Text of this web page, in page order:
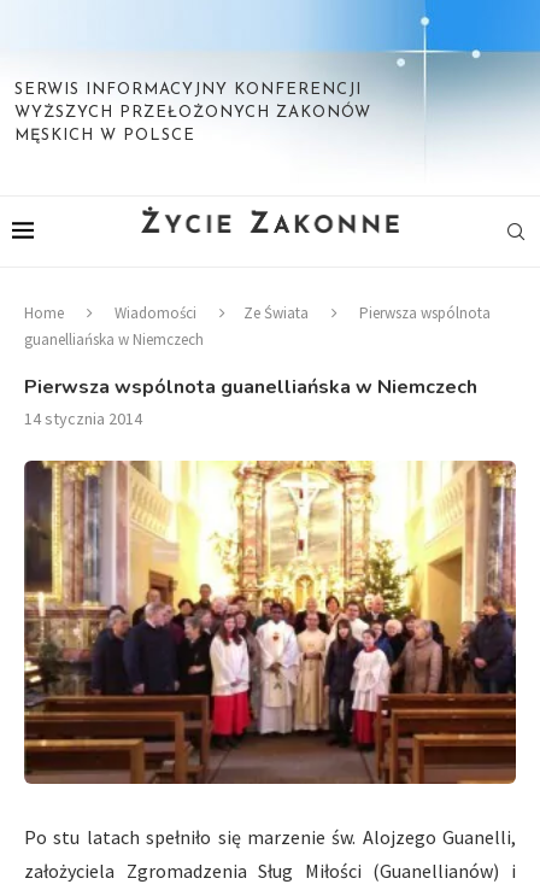
SERWIS INFORMACYJNY KONFERENCJI
WYŻSZYCH PRZEŁOŻONYCH ZAKONÓW
MĘSKICH W POLSCE
Home Wiadomości Ze Świata
Pierwsza wspólnota
guanelliańska w Niemczech
Pierwsza wspólnota guanelliańska w Niemczech
14 stycznia 2014
Po stu latach spełniło się marzenie św. Alojzego Guanelli,
założyciela Zgromadzenia Sług Miłości (Guanellianów) i